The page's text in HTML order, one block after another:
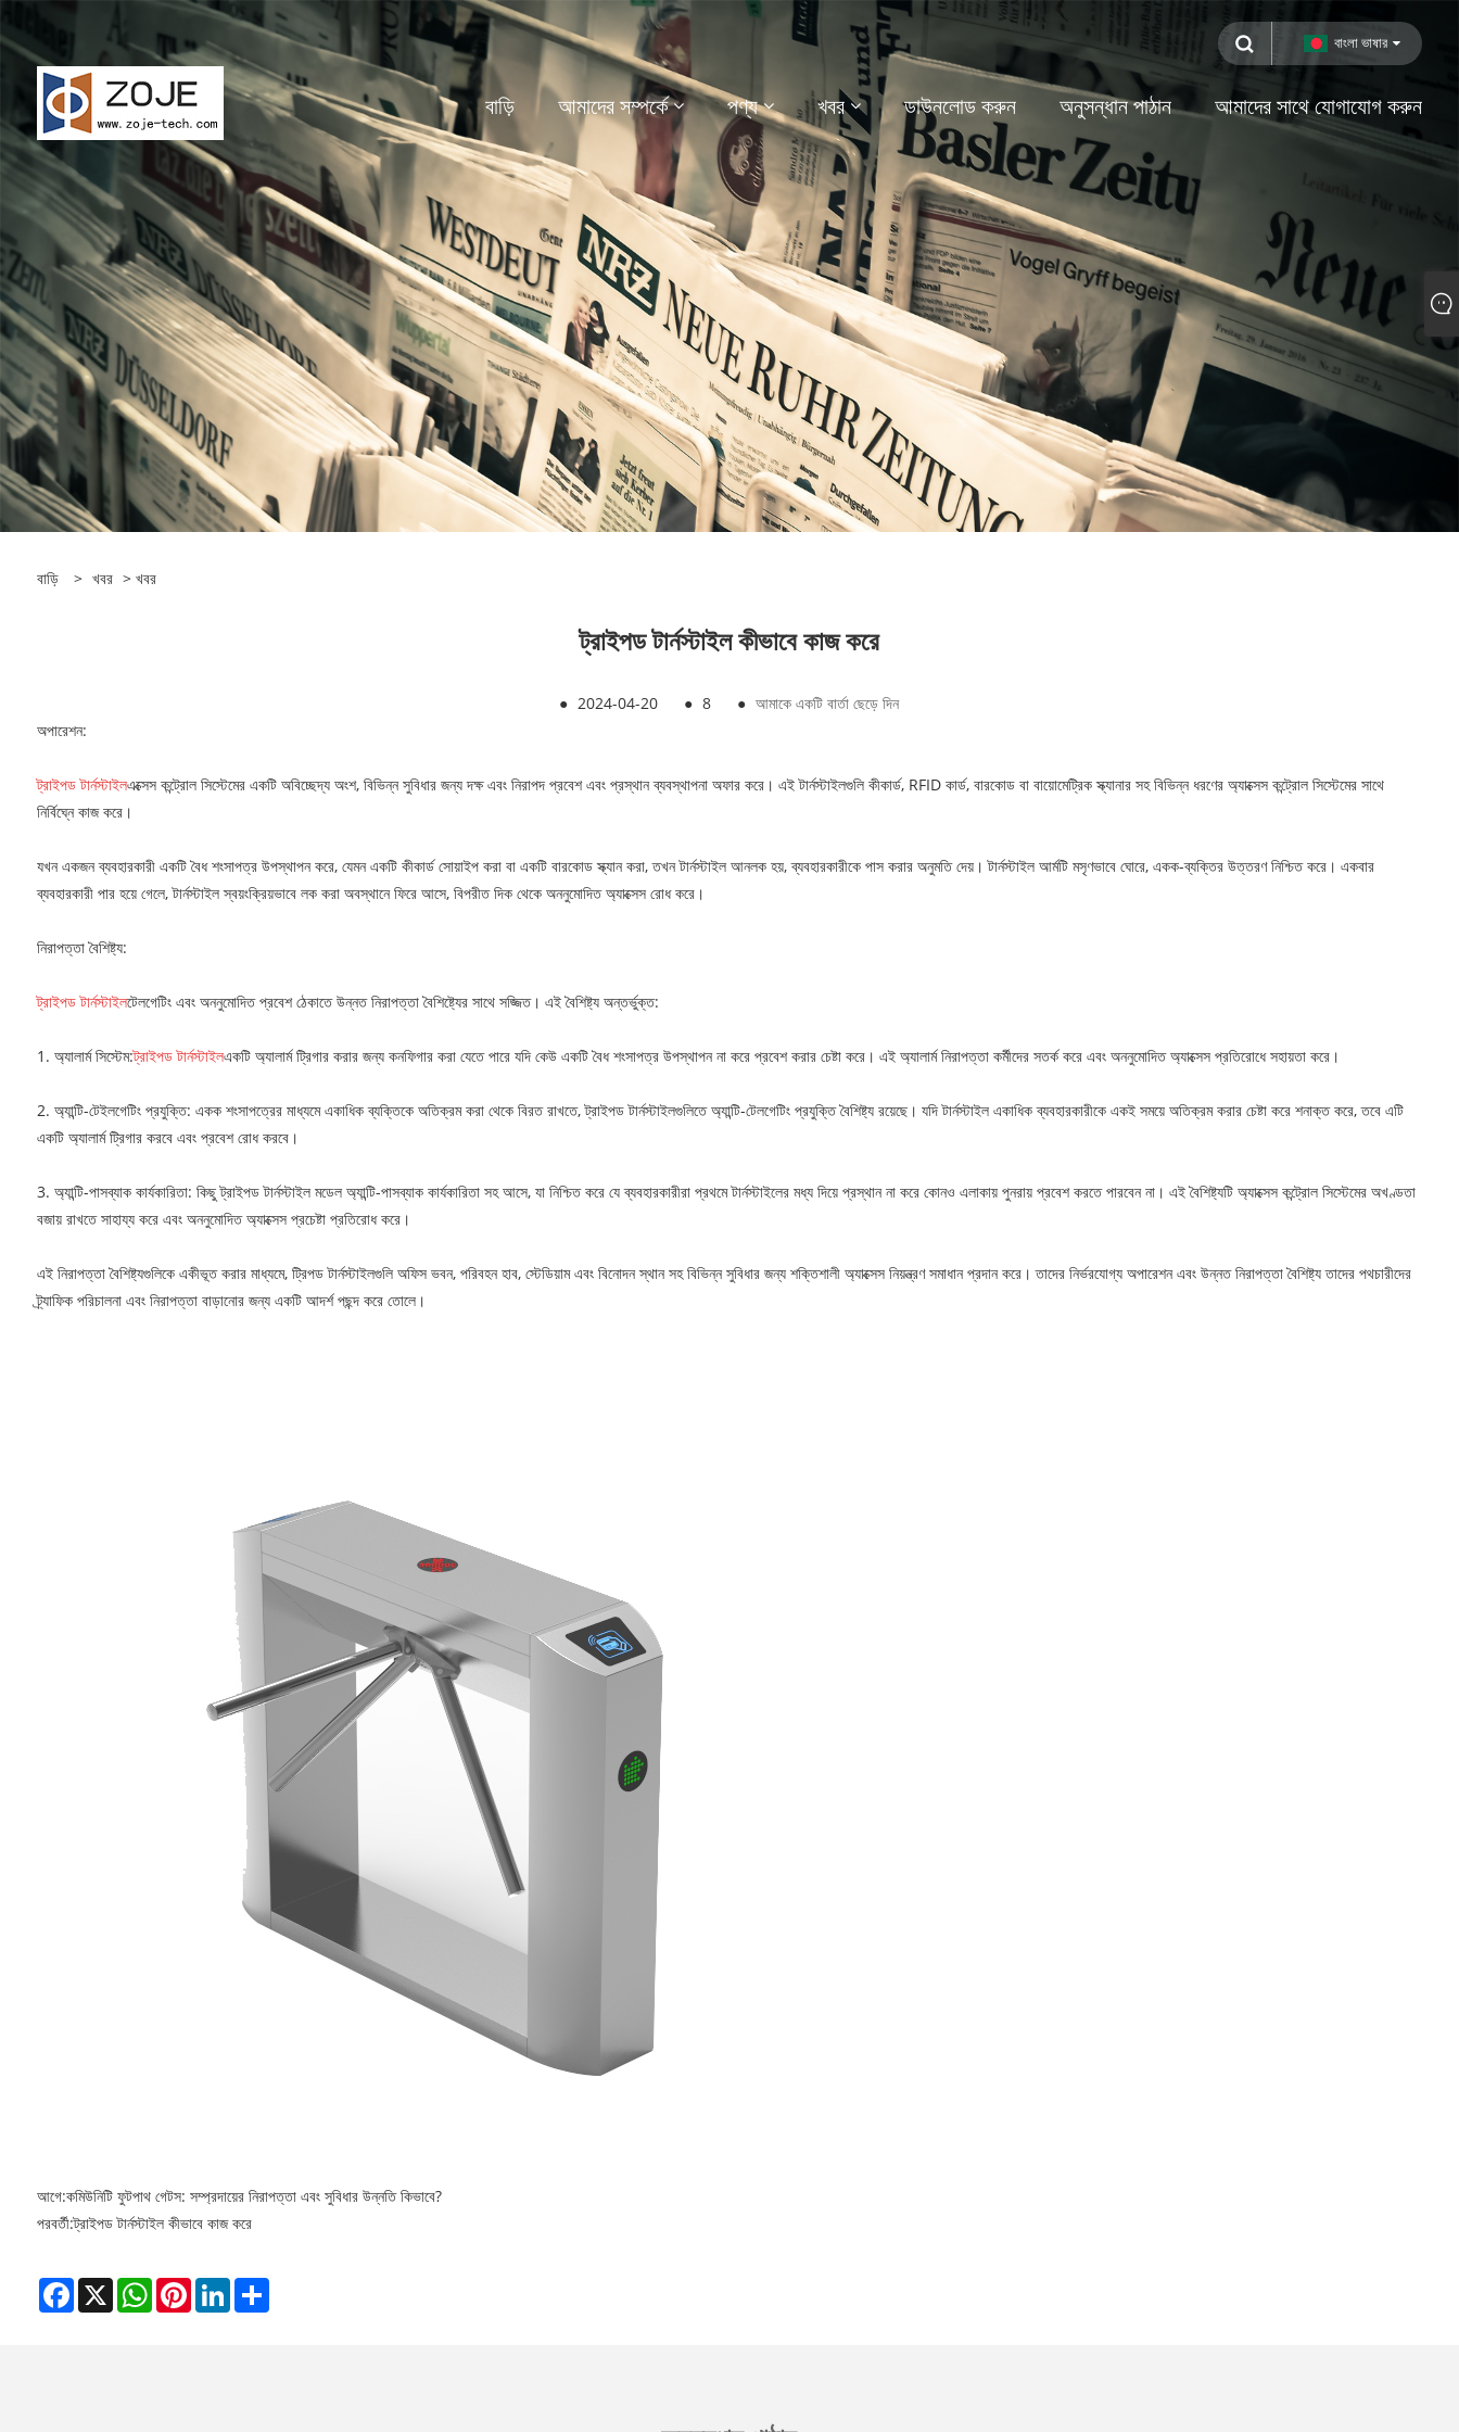
বাংলা ভাষার
বাড়ি আমাদের সম্পর্কে পণ্য খবর ডাউনলোড করুন অনুসন্ধান পাঠান আমাদের সাথে যোগাযোগ করুন
বাড়ি > খবর > খবর
ট্রাইপড টার্নস্টাইল কীভাবে কাজ করে
● 2024-04-20 ● 8 ● আমাকে একটি বার্তা ছেড়ে দিন
অপারেশন:
ট্রাইপড টার্নস্টাইলএক্সেস কন্ট্রোল সিস্টেমের একটি অবিচ্ছেদ্য অংশ, বিভিন্ন সুবিধার জন্য দক্ষ এবং নিরাপদ প্রবেশ এবং প্রস্থান ব্যবস্থাপনা অফার করে। এই টার্নস্টাইলগুলি কীকার্ড, RFID কার্ড, বারকোড বা বায়োমেট্রিক স্ক্যানার সহ বিভিন্ন ধরণের অ্যাক্সেস কন্ট্রোল সিস্টেমের সাথে
নির্বিঘ্নে কাজ করে।
যখন একজন ব্যবহারকারী একটি বৈধ শংসাপত্র উপস্থাপন করে, যেমন একটি কীকার্ড সোয়াইপ করা বা একটি বারকোড স্ক্যান করা, তখন টার্নস্টাইল আনলক হয়, ব্যবহারকারীকে পাস করার অনুমতি দেয়। টার্নস্টাইল আর্মটি মসৃণভাবে ঘোরে, একক-ব্যক্তির উত্তরণ নিশ্চিত করে। একবার
ব্যবহারকারী পার হয়ে গেলে, টার্নস্টাইল স্বয়ংক্রিয়ভাবে লক করা অবস্থানে ফিরে আসে, বিপরীত দিক থেকে অননুমোদিত অ্যাক্সেস রোধ করে।
নিরাপত্তা বৈশিষ্ট্য:
ট্রাইপড টার্নস্টাইলটেলগেটিং এবং অননুমোদিত প্রবেশ ঠেকাতে উন্নত নিরাপত্তা বৈশিষ্ট্যের সাথে সজ্জিত। এই বৈশিষ্ট্য অন্তর্ভুক্ত:
1. অ্যালার্ম সিস্টেম:ট্রাইপড টার্নস্টাইলএকটি অ্যালার্ম ট্রিগার করার জন্য কনফিগার করা যেতে পারে যদি কেউ একটি বৈধ শংসাপত্র উপস্থাপন না করে প্রবেশ করার চেষ্টা করে। এই অ্যালার্ম নিরাপত্তা কর্মীদের সতর্ক করে এবং অননুমোদিত অ্যাক্সেস প্রতিরোধে সহায়তা করে।
2. অ্যান্টি-টেইলগেটিং প্রযুক্তি: একক শংসাপত্রের মাধ্যমে একাধিক ব্যক্তিকে অতিক্রম করা থেকে বিরত রাখতে, ট্রাইপড টার্নস্টাইলগুলিতে অ্যান্টি-টেলগেটিং প্রযুক্তি বৈশিষ্ট্য রয়েছে। যদি টার্নস্টাইল একাধিক ব্যবহারকারীকে একই সময়ে অতিক্রম করার চেষ্টা করে শনাক্ত করে, তবে এটি
একটি অ্যালার্ম ট্রিগার করবে এবং প্রবেশ রোধ করবে।
3. অ্যান্টি-পাসব্যাক কার্যকারিতা: কিছু ট্রাইপড টার্নস্টাইল মডেল অ্যান্টি-পাসব্যাক কার্যকারিতা সহ আসে, যা নিশ্চিত করে যে ব্যবহারকারীরা প্রথমে টার্নস্টাইলের মধ্য দিয়ে প্রস্থান না করে কোনও এলাকায় পুনরায় প্রবেশ করতে পারবেন না। এই বৈশিষ্ট্যটি অ্যাক্সেস কন্ট্রোল সিস্টেমের অখণ্ডতা
বজায় রাখতে সাহায্য করে এবং অননুমোদিত অ্যাক্সেস প্রচেষ্টা প্রতিরোধ করে।
এই নিরাপত্তা বৈশিষ্ট্যগুলিকে একীভূত করার মাধ্যমে, ট্রিপড টার্নস্টাইলগুলি অফিস ভবন, পরিবহন হাব, স্টেডিয়াম এবং বিনোদন স্থান সহ বিভিন্ন সুবিধার জন্য শক্তিশালী অ্যাক্সেস নিয়ন্ত্রণ সমাধান প্রদান করে। তাদের নির্ভরযোগ্য অপারেশন এবং উন্নত নিরাপত্তা বৈশিষ্ট্য তাদের পথচারীদের
ট্র্যাফিক পরিচালনা এবং নিরাপত্তা বাড়ানোর জন্য একটি আদর্শ পছন্দ করে তোলে।
আগে:কমিউনিটি ফুটপাথ গেটস: সম্প্রদায়ের নিরাপত্তা এবং সুবিধার উন্নতি কিভাবে?
পরবর্তী:ট্রাইপড টার্নস্টাইল কীভাবে কাজ করে
Facebook
X WhatsAppPinterestLinkedInShare